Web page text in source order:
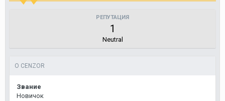
РЕПУТАЦИЯ
1
Neutral
О CENZOR
Звание
Новичок